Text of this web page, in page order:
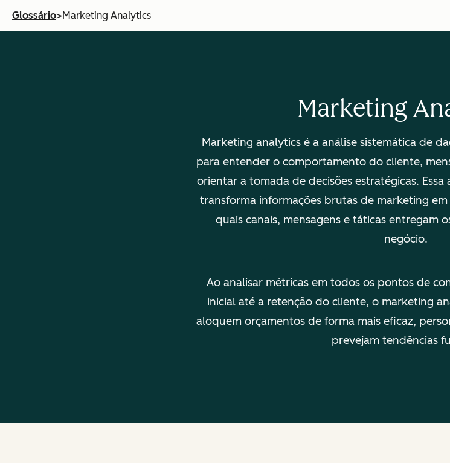
Glossário>Marketing Analytics
Marketing
Marketing analytics é a análise sistemática de
para entender o comportamento do cliente,
orientar a tomada de decisões estratégicas.
transforma informações brutas de marketing
quais canais, mensagens e táticas entregam
negócio.
Ao analisar métricas em todos os pontos de
inicial até a retenção do cliente, o marketing
aloquem orçamentos de forma mais eficaz,
prevejam tendências